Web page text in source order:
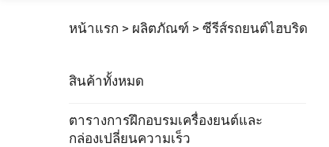
หน้าแรก > ผลิตภัณฑ์ > ซีรีส์รถยนต์ไฮบริด
สินค้าทั้งหมด
ตารางการฝึกอบรมเครื่องยนต์และ
กล่องเปลี่ยนความเร็ว